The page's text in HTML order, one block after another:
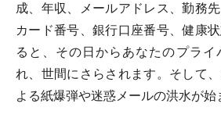
成、年収、メールアドレス、勤務
カード番号、銀行口座番号、健康
ると、その日からあなたのプライ
れ、世間にさらされます。そして
よる紙爆弾や迷惑メールの洪水が始